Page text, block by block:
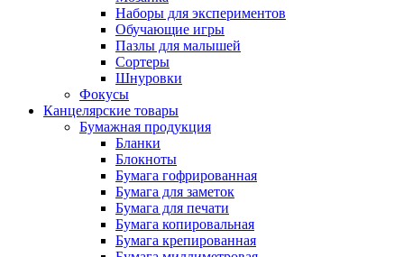
Наборы для экспериментов
Обучающие игры
Пазлы для малышей
Сортеры
Шнуровки
Фокусы
Канцелярские товары
Бумажная продукция
Бланки
Блокноты
Бумага гофрированная
Бумага для заметок
Бумага для печати
Бумага копировальная
Бумага крепированная